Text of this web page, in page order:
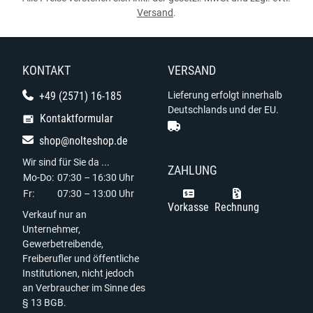
Versand.
KONTAKT
+49 (2571) 16-185
Kontaktformular
shop@nolteshop.de
Wir sind für Sie da ...
Mo-Do: 07:30 – 16:30 Uhr
Fr:
07:30 – 13:00 Uhr
Verkauf nur an
Unternehmer,
Gewerbetreibende,
Freiberufler und öffentliche
Institutionen, nicht jedoch
an Verbraucher im Sinne des
§ 13 BGB.
VERSAND
Lieferung erfolgt innerhalb
Deutschlands und der EU.
ZAHLUNG
Vorkasse Rechnung